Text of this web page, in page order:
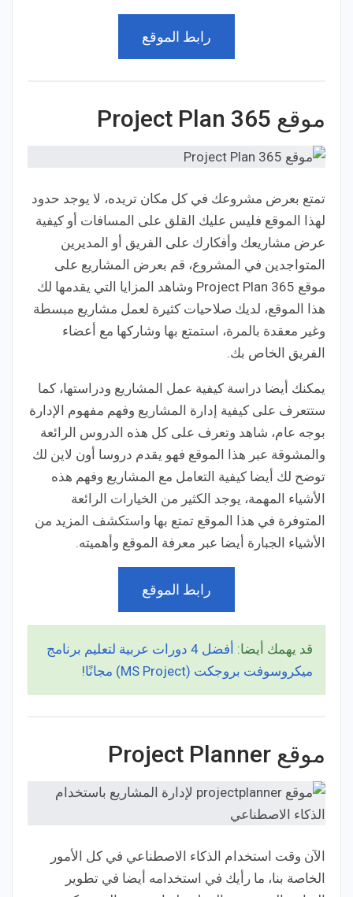
رابط الموقع
موقع Project Plan 365
تمتع بعرض مشروعك في كل مكان تريده، لا يوجد حدود
لهذا الموقع فليس عليك القلق على المسافات أو كيفية
عرض مشاريعك وأفكارك على الفريق أو المديرين
المتواجدين في المشروع، قم بعرض المشاريع على
موقع Project Plan 365 وشاهد المزايا التي يقدمها لك
هذا الموقع، لديك صلاحيات كثيرة لعمل مشاريع مبسطة
وغير معقدة بالمرة، استمتع بها وشاركها مع أعضاء
الفريق الخاص بك.
يمكنك أيضا دراسة كيفية عمل المشاريع ودراستها، كما
ستتعرف على كيفية إدارة المشاريع وفهم مفهوم الإدارة
بوجه عام، شاهد وتعرف على كل هذه الدروس الرائعة
والمشوقة عبر هذا الموقع فهو يقدم دروسا أون لاين لك
توضح لك أيضا كيفية التعامل مع المشاريع وفهم هذه
الأشياء المهمة، يوجد الكثير من الخيارات الرائعة
المتوفرة في هذا الموقع تمتع بها واستكشف المزيد من
الأشياء الجبارة أيضا عبر معرفة الموقع وأهميته.
رابط الموقع
قد يهمك أيضا:
أفضل 4 دورات عربية لتعليم برنامج
ميكروسوفت بروجكت (MS Project) مجانًا
!
موقع Project Planner
الآن وقت استخدام الذكاء الاصطناعي في كل الأمور
الخاصة بنا، ما رأيك في استخدامه أيضا في تطوير